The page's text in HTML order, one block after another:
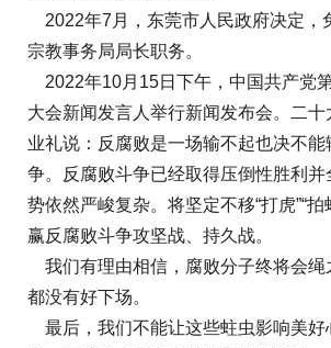
2022年7月，东莞市人民政府决定，
宗教事务局局长职务。
2022年10月15日下午，中国共产党
大会新闻发言人举行新闻发布会。二
业礼说：反腐败是一场输不起也决不
争。反腐败斗争已经取得压倒性胜利
势依然严峻复杂。将坚定不移“打虎”“拍
赢反腐败斗争攻坚战、持久战。
我们有理由相信，腐败分子终将会绳
都没有好下场。
最后，我们不能让这些蛀虫影响美好